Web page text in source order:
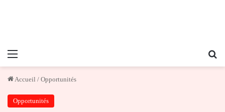
Menu
Accueil / Opportunités
Opportunités